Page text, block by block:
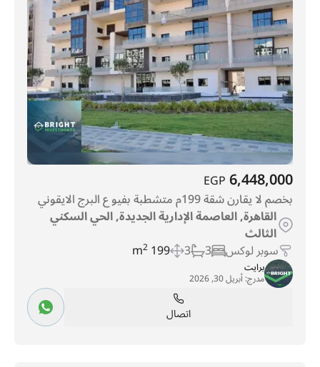
6,448,000
EGP
بخصم لا يقارن شقة 199م متشطبة بفيو ع البرج الايقوني
القاهرة, العاصمة الإدارية الجديدة, الحي السكني
الثالث
سوبر لوكس 3
3
199 m
2
برايت
مدرج:أبريل 30, 2026
اتصال